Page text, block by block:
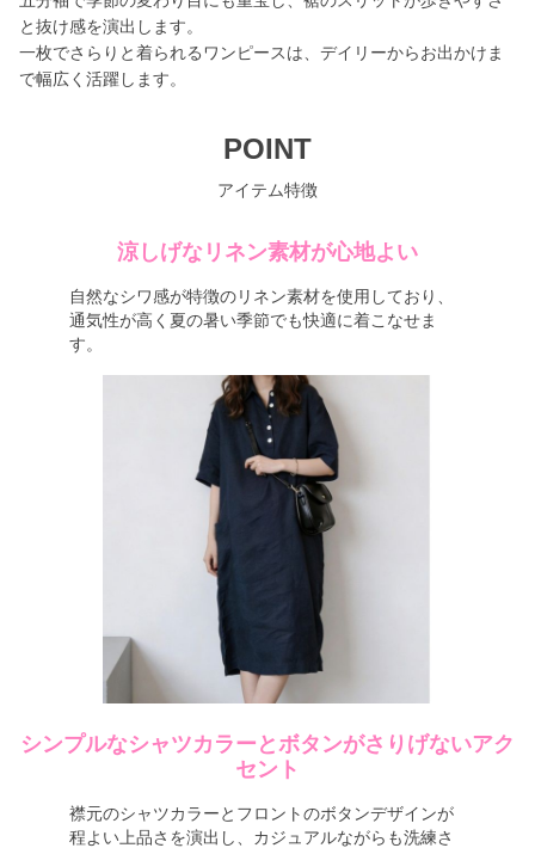
と抜け感を演出します。
一枚でさらりと着られるワンピースは、デイリーからお出かけま
で幅広く活躍します。
POINT
アイテム特徴
涼しげなリネン素材が心地よい
自然なシワ感が特徴のリネン素材を使用しており、
通気性が高く夏の暑い季節でも快適に着こなせま
す。
シンプルなシャツカラーとボタンがさりげないアク
セント
襟元のシャツカラーとフロントのボタンデザインが
程よい上品さを演出し、カジュアルながらも洗練さ